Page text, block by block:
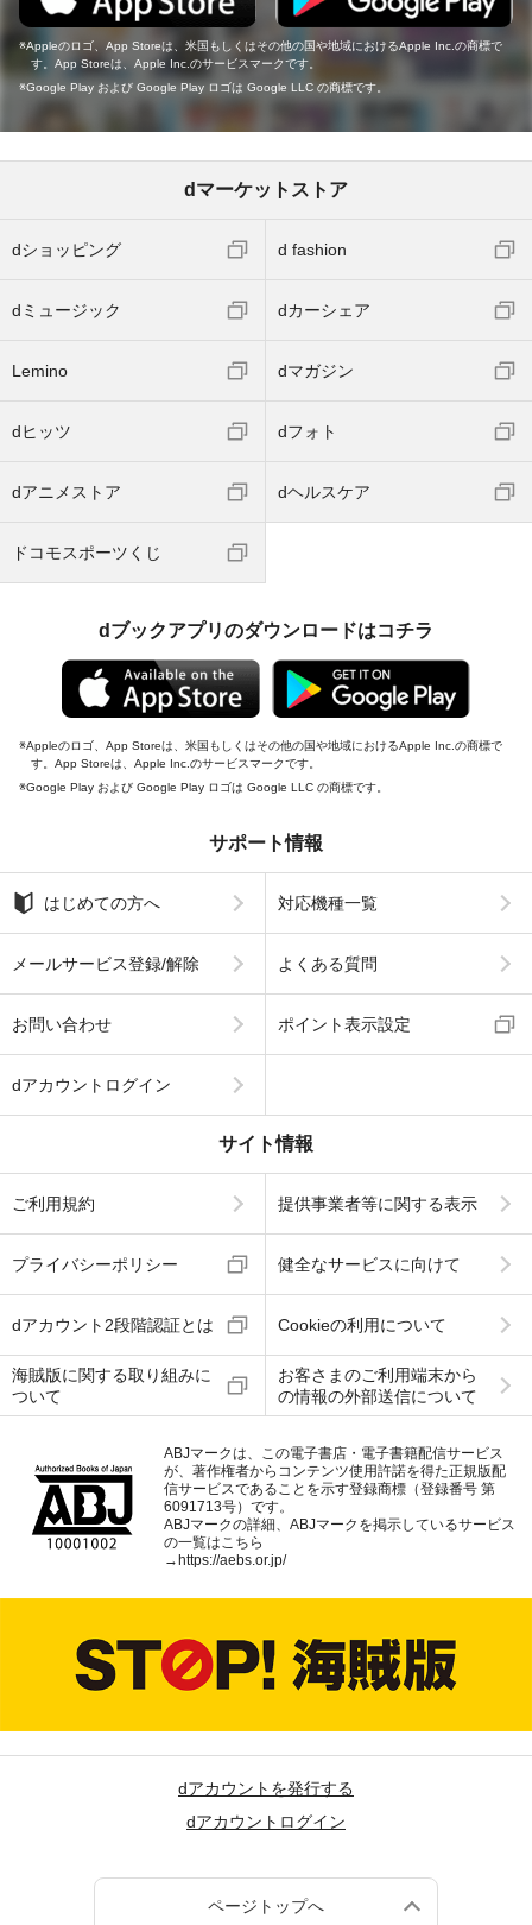
Appleのロゴ、App Storeは、米国もしくはその他の国や地域におけるApple Inc.の商標で
す。App Storeは、Apple Inc.のサービスマークです。
Google Play および Google Play ロゴは Google LLC の商標です。
dマーケットストア
dショッピング d fashion
dミュージック dカーシェア
Lemino dマガジン
dヒッツ dフォト
dアニメストア dヘルスケア
ドコモスポーツくじ
dブックアプリのダウンロードはコチラ
Appleのロゴ、App Storeは、米国もしくはその他の国や地域におけるApple Inc.の商標で
す。App Storeは、Apple Inc.のサービスマークです。
Google Play および Google Play ロゴは Google LLC の商標です。
サポート情報
はじめての方へ 対応機種一覧
メールサービス登録/解除 よくある質問
お問い合わせ ポイント表示設定
dアカウントログイン
サイト情報
ご利用規約 提供事業者等に関する表示
プライバシーポリシー 健全なサービスに向けて
dアカウント2段階認証とは Cookieの利用について
海賊版に関する取り組みに
ついて
お客さまのご利用端末から
の情報の外部送信について
ABJマークは、この電子書店・電子書籍配信サービス
が、著作権者からコンテンツ使用許諾を得た正規版配
信サービスであることを示す登録商標（登録番号 第
6091713号）です。
ABJマークの詳細、ABJマークを掲示しているサービス
の一覧はこちら
→ https://aebs.or.jp/
dアカウントを発行する
dアカウントログイン
ページトップへ